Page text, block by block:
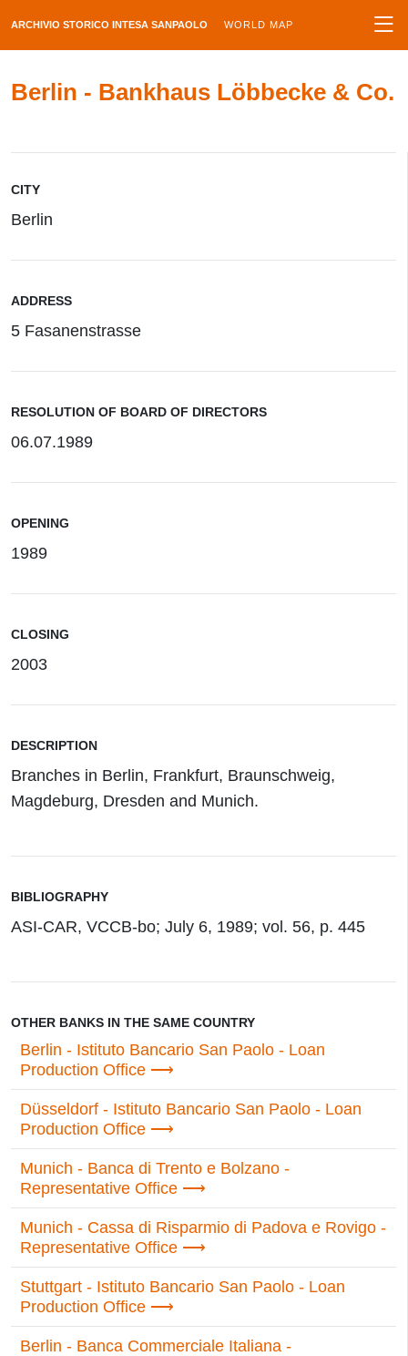
ARCHIVIO STORICO INTESA SANPAOLO WORLD MAP
Berlin - Bankhaus Löbbecke & Co.
CITY
Berlin
ADDRESS
5 Fasanenstrasse
RESOLUTION OF BOARD OF DIRECTORS
06.07.1989
OPENING
1989
CLOSING
2003
DESCRIPTION
Branches in Berlin, Frankfurt, Braunschweig,
Magdeburg, Dresden and Munich.
BIBLIOGRAPHY
ASI-CAR, VCCB-bo; July 6, 1989; vol. 56, p. 445
OTHER BANKS IN THE SAME COUNTRY
Berlin - Istituto Bancario San Paolo - Loan
Production Office
Düsseldorf - Istituto Bancario San Paolo - Loan
Production Office
Munich - Banca di Trento e Bolzano -
Representative Office
Munich - Cassa di Risparmio di Padova e Rovigo -
Representative Office
Stuttgart - Istituto Bancario San Paolo - Loan
Production Office
Berlin - Banca Commerciale Italiana -